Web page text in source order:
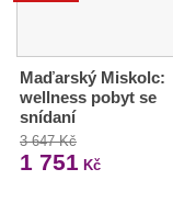
Maďarský Miskolc:
wellness pobyt se
snídaní
3 647 Kč
1 751 Kč